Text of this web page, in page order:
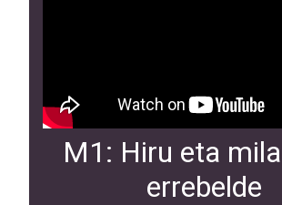
M1: Hiru eta
errebelde